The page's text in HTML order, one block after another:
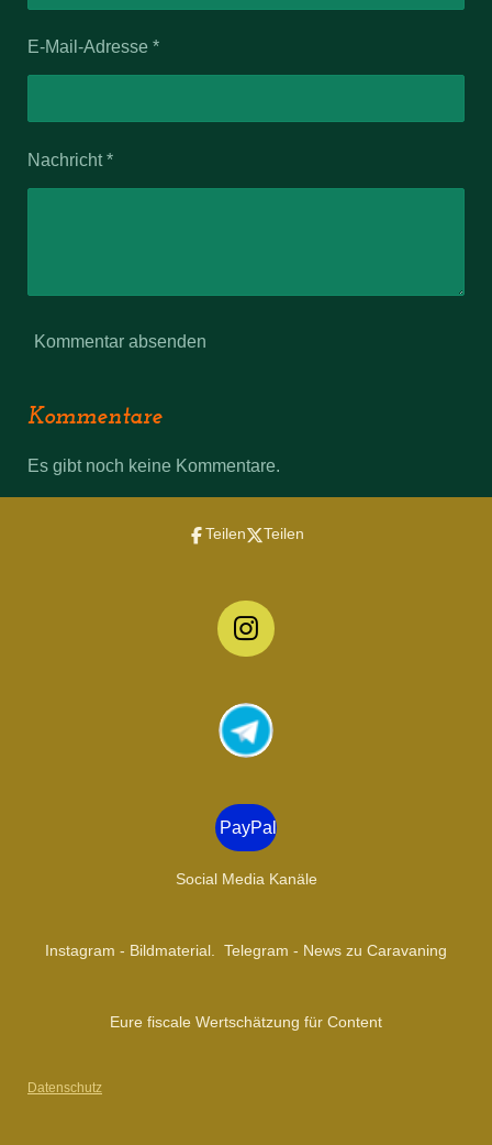
E-Mail-Adresse *
Nachricht *
Kommentar absenden
Kommentare
Es gibt noch keine Kommentare.
Teilen Teilen
I
t
a
r
a
m
PayPal
Social Media Kanäle
Instagram - Bildmaterial. Telegram - News zu Caravaning
Eure fiscale Wertschätzung für Content
Datenschutz